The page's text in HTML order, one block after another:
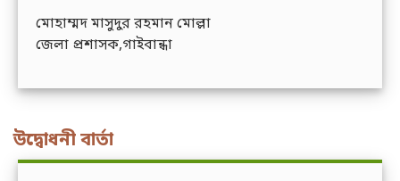
মোহাম্মদ মাসুদুর রহমান মোল্লা
জেলা প্রশাসক,গাইবান্ধা
উদ্বোধনী বার্তা